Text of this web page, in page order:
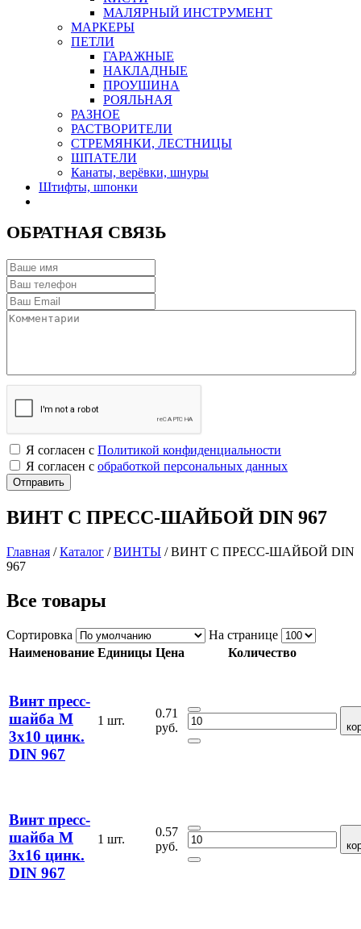
МАЛЯРНЫЙ ИНСТРУМЕНТ
МАРКЕРЫ
ПЕТЛИ
ГАРАЖНЫЕ
НАКЛАДНЫЕ
ПРОУШИНА
РОЯЛЬНАЯ
РАЗНОЕ
РАСТВОРИТЕЛИ
СТРЕМЯНКИ, ЛЕСТНИЦЫ
ШПАТЕЛИ
Канаты, верёвки, шнуры
Штифты, шпонки
ОБРАТНАЯ СВЯЗЬ
Я согласен с Политикой конфиденциальности
Я согласен с обработкой персональных данных
ВИНТ С ПРЕСС-ШАЙБОЙ DIN 967
Главная /Каталог /ВИНТЫ /ВИНТ С ПРЕСС-ШАЙБОЙ DIN
967
Все товары
Сортировка
На странице
Наименование Единицы Цена Количество
Винт пресс-
шайба М
3х10 цинк.
DIN 967
1 шт.
0.71
руб.
Винт пресс-
шайба М
3х16 цинк.
DIN 967
1 шт.
0.57
руб.